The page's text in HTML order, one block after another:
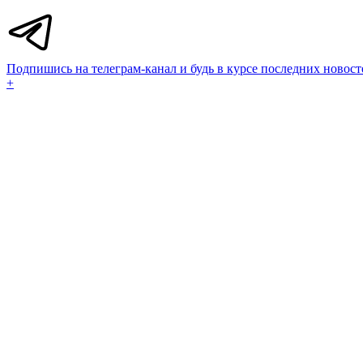
Подпишись на телеграм-канал и будь в курсе последних
+